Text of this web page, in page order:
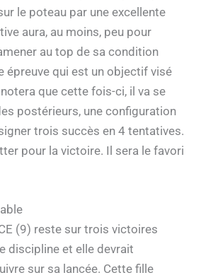
le poteau par une excellente
aura, au moins, peu pour
au top de sa condition
épreuve qui est un objectif visé
que cette fois-ci, il va se
postérieurs, une configuration
trois succès en 4 tentatives.
pour la victoire. Il sera le favori
(9) reste sur trois victoires
discipline et elle devrait
sur sa lancée. Cette fille